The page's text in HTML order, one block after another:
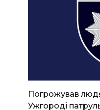
Погрожував
Ужгороді